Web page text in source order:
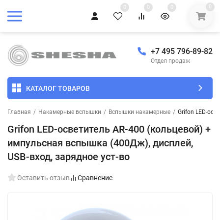
0 0 0 0
+7 495 796-89-82
Отдел продаж
КАТАЛОГ ТОВАРОВ
Главная / Накамерные вспышки / Вспышки накамерные / Grifon LED-
Grifon LED-осветитель AR-400 (кольцевой) +
импульсная вспышка (400Дж), дисплей,
USB-вход, зарядное уст-во
Оставить отзыв Сравнение